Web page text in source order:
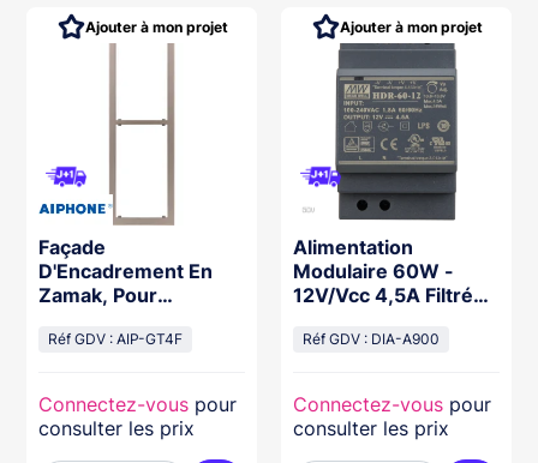
Façade
D'Encadrement En
Zamak, Pour
Modules Gt
Réf GDV : AIP-GT4F
Connectez-vous pour
consulter les prix
Ajouter à mon projet
Alimentation
Modulaire 60W -
12V/Vcc 4,5A Filtrée
Réf GDV : DIA-A900
Connectez-vous pour
consulter les prix
Ajouter à mon projet